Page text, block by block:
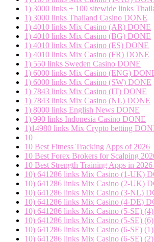
1) 3000 links + 100 sitewide links
1) 3000 links Thailand Casino DONE
1) 4010 links Mix Casino (AR) DONE
1) 4010 links Mix Casino (BG) DONE
1) 4010 links Mix Casino (ES) DONE
1) 4010 links Mix Casino (FR) DONE
1) 550 links Sweden Casino DONE
1) 6000 links Mix Casino (ENG)
1) 6000 links Mix Casino (SW) DONE
1) 7843 links Mix Casino (IT) DONE
1) 7843 links Mix Casino (NL) DONE
1) 8000 links English News DONE
1) 990 links Indonesia Casino DONE
1)14980 links Mix Crypto betting
10
10 Best Fitness Tracking Apps of 2026
10 Best Forex Brokers for Scalping
10 Best Strength Training Apps in
10) 641286 links Mix Casino (1-UK)
10) 641286 links Mix Casino (2-UK)
10) 641286 links Mix Casino (3-NL)
10) 641286 links Mix Casino (4-DE)
10) 641286 links Mix Casino (5-SE)
10) 641286 links Mix Casino (5-SE)
10) 641286 links Mix Casino (6-SE)
10) 641286 links Mix Casino (6-SE)